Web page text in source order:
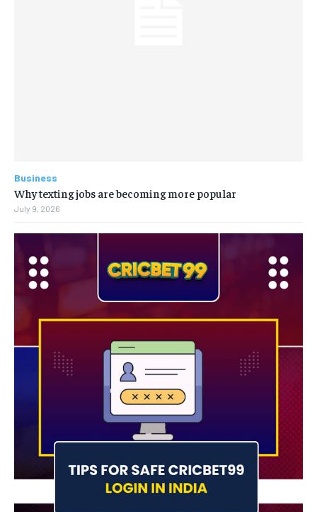
Business
Why texting jobs are becoming more popular
July 9, 2026